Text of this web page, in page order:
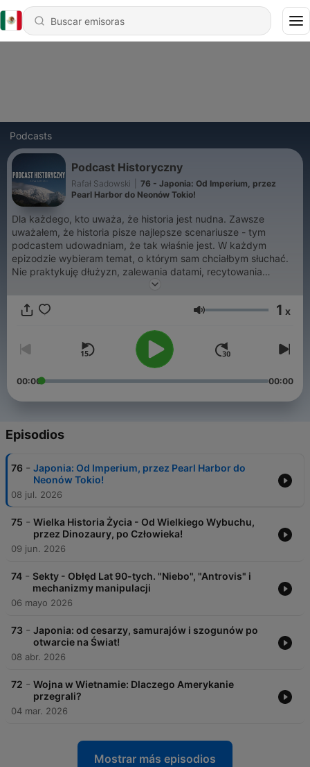
Podcasts
Podcast Historyczny
Rafał Sadowski
76 - Japonia: Od Imperium, przez
Pearl Harbor do Neonów Tokio!
Dla każdego, kto uważa, że historia jest nudna. Zawsze
uważałem, że historia pisze najlepsze scenariusze - tym
podcastem udowadniam, że tak właśnie jest. W każdym
epizodzie wybieram temat, o którym sam chciałbym słuchać.
Nie praktykuję dłużyzn, zalewania datami, recytowania
Volumen 1 x
00:00 00:00
Episodios
76 - Japonia: Od Imperium, przez Pearl Harbor do
Neonów Tokio!
08 jul. 2026
75 - Wielka Historia Życia - Od Wielkiego Wybuchu,
przez Dinozaury, po Człowieka!
09 jun. 2026
74 - Sekty - Obłęd Lat 90-tych. "Niebo", "Antrovis" i
mechanizmy manipulacji
06 mayo 2026
73 - Japonia: od cesarzy, samurajów i szogunów po
otwarcie na Świat!
08 abr. 2026
72 - Wojna w Wietnamie: Dlaczego Amerykanie
przegrali?
04 mar. 2026
Mostrar más episodios